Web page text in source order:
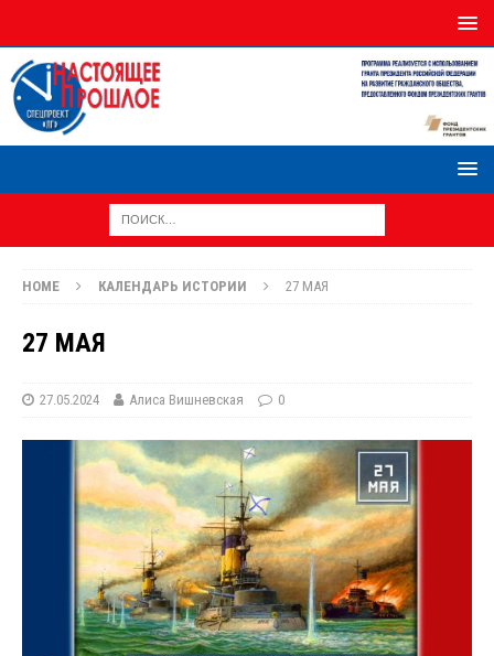
HOME КАЛЕНДАРЬ ИСТОРИИ 27 МАЯ
27 МАЯ
27.05.2024 Алиса Вишневская 0